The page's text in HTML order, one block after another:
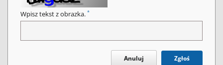
Wpisz tekst z obrazka. *
Anuluj Zgłoś